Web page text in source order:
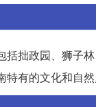
拙政园、狮子
有的文化和自然